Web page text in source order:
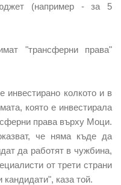
(например - за 5
"трансферни права"
колкото и в
която е инвестирала
права върху Моци.
че няма къде да
да работят в чужбина,
от трети страни
кандидати", каза той.